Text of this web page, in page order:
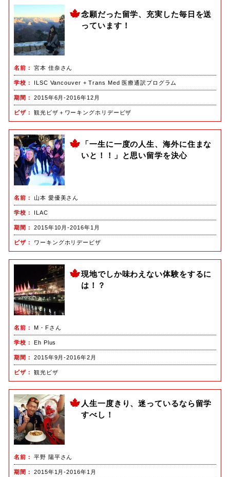
念願だった留学、充実した毎日を送
っています！
名前 宮本 佳奈さん
学校 ILSC Vancouver + Trans Med 医療通訳プログラム
期間 2015年6月-2016年12月
ビザ 観光ビザ＋ワーキングホリデービザ
「一生に一度の人生、海外に住まな
いと！！」と思い留学を決心
名前 山本 愛優美さん
学校 ILAC
期間 2015年10月-2016年1月
ビザ ワーキングホリデービザ
現地でしか味わえない体験をするに
は！？
名前 M・Fさん
学校 Eh Plus
期間 2015年9月-2016年2月
ビザ 観光ビザ
人生一度きり、迷っているなら留学
すべし！
名前 平野 陽平さん
期間 2015年1月-2016年1月